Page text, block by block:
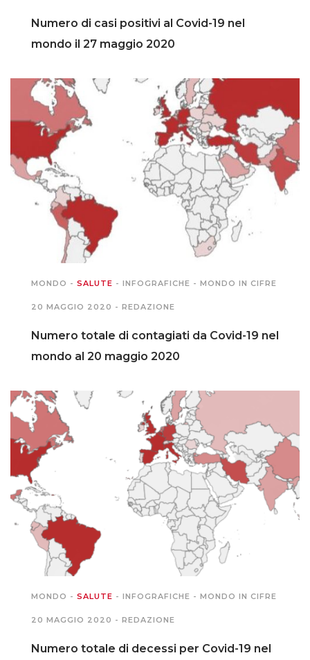
Numero di casi positivi al Covid-19 nel
mondo il 27 maggio 2020
MONDO - SALUTE - INFOGRAFICHE - MONDO IN CIFRE
20 MAGGIO 2020 - REDAZIONE
Numero totale di contagiati da Covid-19 nel
mondo al 20 maggio 2020
MONDO - SALUTE - INFOGRAFICHE - MONDO IN CIFRE
20 MAGGIO 2020 - REDAZIONE
Numero totale di decessi per Covid-19 nel